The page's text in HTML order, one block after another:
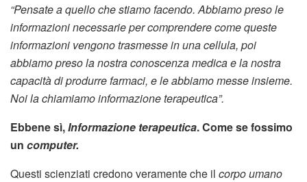
“Pensate a quello che stiamo facendo. Abbiamo preso le
informazioni necessarie per comprendere come queste
informazioni vengono trasmesse in una cellula, poi
abbiamo preso la nostra conoscenza medica e la nostra
capacità di produrre farmaci, e le abbiamo messe insieme.
Noi la chiamiamo informazione terapeutica”.
Ebbene sì,Informazione terapeutica. Come se fossimo
un computer.
Questi scienziati credono veramente che il corpo umano